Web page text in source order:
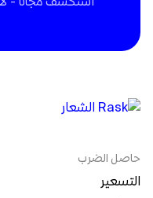
حاصل الضرب
التسعير